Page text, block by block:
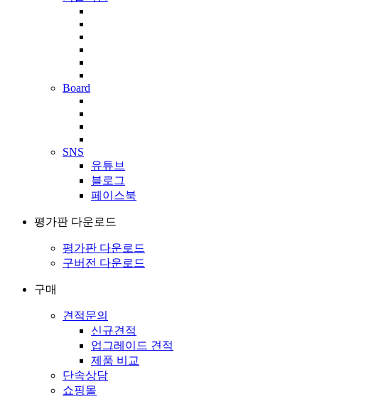
Board
SNS
유튜브
블로그
페이스북
평가판 다운로드
평가판 다운로드
구버전 다운로드
구매
견적문의
신규견적
업그레이드 견적
제품 비교
단속상담
쇼핑몰